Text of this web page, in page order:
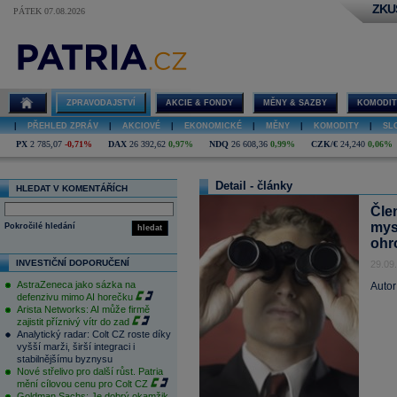
PÁTEK 07.08.2026
ZPRAVODAJSTVÍ AKCIE & FONDY MĚNY & SAZBY
PŘEHLED ZPRÁV AKCIOVÉ EKONOMICKÉ MĚNY KOMODITY
PX 2 785,07 -0,71% DAX 26 392,62 0,97% NDQ 26 608,36 0,99% CZK/€ 24,240 0,06%
HLEDAT V KOMENTÁŘÍCH
hledat
Pokročilé hledání
INVESTIČNÍ DOPORUČENÍ
AstraZeneca jako sázka na
defenzivu mimo AI horečku
Arista Networks: AI může firmě
zajistit příznivý vítr do zad
Analytický radar: Colt CZ roste díky
vyšší marži, širší integraci i
stabilnějšímu byznysu
Nové střelivo pro další růst. Patria
mění cílovou cenu pro Colt CZ
Detail - články